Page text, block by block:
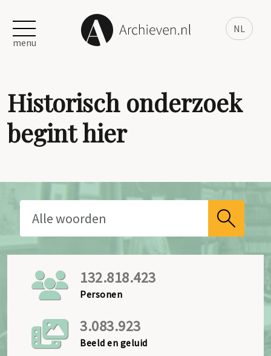
NL
menu
Historisch onderzoek
begint hier
132.818.423
Personen
3.083.923
Beeld en geluid